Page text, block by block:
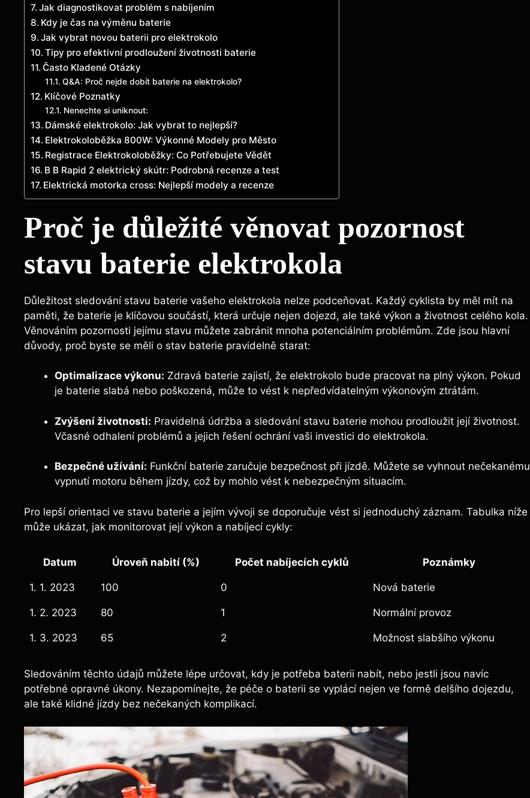
Jak diagnostikovat problém s nabíjením
Kdy je čas na výměnu baterie
Jak vybrat novou baterii pro elektrokolo
Tipy pro efektivní prodloužení životnosti baterie
Často Kladené Otázky
Q&A: Proč nejde dobít baterie na elektrokolo?
Klíčové Poznatky
Nenechte si uniknout:
Dámské elektrokolo: Jak vybrat to nejlepší?
Elektrokoloběžka 800W: Výkonné Modely pro Město
Registrace Elektrokoloběžky: Co Potřebujete Vědět
B B Rapid 2 elektrický skútr: Podrobná recenze a test
Elektrická motorka cross: Nejlepší modely a recenze
Proč je důležité věnovat pozornost
stavu baterie elektrokola
Důležitost sledování stavu baterie vašeho elektrokola nelze podceňovat. Každý cyklista by měl mít na
paměti, že baterie je klíčovou součástí, která určuje nejen dojezd, ale také výkon a životnost celého kola.
Věnováním pozornosti jejímu stavu můžete zabránit mnoha potenciálním problémům. Zde jsou hlavní
důvody, proč byste se měli o stav baterie pravidelně starat:
Optimalizace výkonu: Zdravá baterie zajistí, že elektrokolo bude pracovat na plný výkon. Pokud
je baterie slabá nebo poškozená, může to vést k nepředvídatelným výkonovým ztrátám.
Zvýšení životnosti: Pravidelná údržba a sledování stavu baterie mohou prodloužit její životnost.
Včasné odhalení problémů a jejich řešení ochrání vaši investici do elektrokola.
Bezpečné užívání: Funkční baterie zaručuje bezpečnost při jízdě. Můžete se vyhnout nečekanému
vypnutí motoru během jízdy, což by mohlo vést k nebezpečným situacím.
Pro lepší orientaci ve stavu baterie a jejím vývoji se doporučuje vést si jednoduchý záznam. Tabulka níže
může ukázat, jak monitorovat její výkon a nabíjecí cykly:
Datum Úroveň nabití (%) Počet nabíjecích cyklů Poznámky
1. 1. 2023 100 0 Nová baterie
1. 2. 2023 80 1 Normální provoz
1. 3. 2023 65 2 Možnost slabšího výkonu
Sledováním těchto údajů můžete lépe určovat, kdy je potřeba baterii nabít, nebo jestli jsou navíc
potřebné opravné úkony. Nezapomínejte, že péče o baterii se vyplácí nejen ve formě delšího dojezdu,
ale také klidné jízdy bez nečekaných komplikací.